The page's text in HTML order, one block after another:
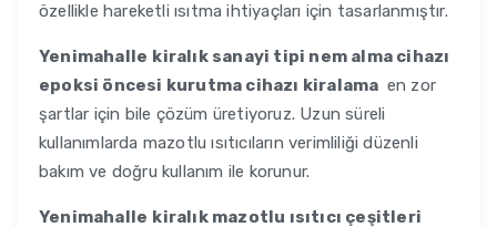
özellikle hareketli ısıtma ihtiyaçları için tasarlanmıştır.
Yenimahalle kiralık sanayi tipi nem alma cihazı
epoksi öncesi kurutma cihazı kiralama en zor
şartlar için bile çözüm üretiyoruz. Uzun süreli
kullanımlarda mazotlu ısıtıcıların verimliliği düzenli
bakım ve doğru kullanım ile korunur.
Yenimahalle kiralık mazotlu ısıtıcı çeşitleri